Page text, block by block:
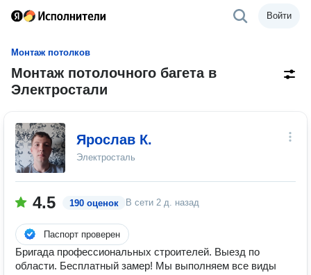
Войти
Монтаж потолков
Монтаж потолочного багета в
Электростали
Ярослав К.
Электросталь
4.5 190 оценок В сети 2 д. назад
Паспорт проверен
Бригада профессиональных строителей. Выезд по
области. Бесплатный замер! Мы выполняем все виды